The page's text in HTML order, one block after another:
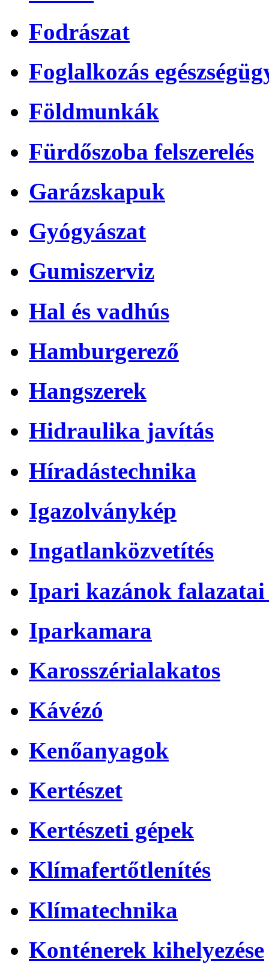
Fodrászat
Foglalkozás
Földmunkák
Fürdőszoba felszerelés
Garázskapuk
Gyógyászat
Gumiszerviz
Hal és vadhús
Hamburgerező
Hangszerek
Hidraulika javítás
Híradástechnika
Igazolványkép
Ingatlanközvetítés
Ipari kazánok falazatai
Iparkamara
Karosszérialakatos
Kávézó
Kenőanyagok
Kertészet
Kertészeti gépek
Klímafertőtlenítés
Klímatechnika
Konténerek kihelyezése